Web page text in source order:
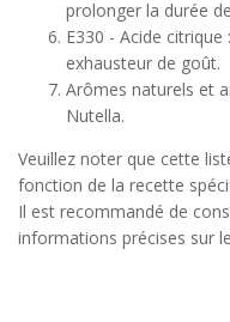
prolonger la durée
E330 - Acide
exhausteur de goût.
Arômes naturels et
Nutella.
Veuillez noter que cette
fonction de la recette
Il est recommandé de
informations précises sur